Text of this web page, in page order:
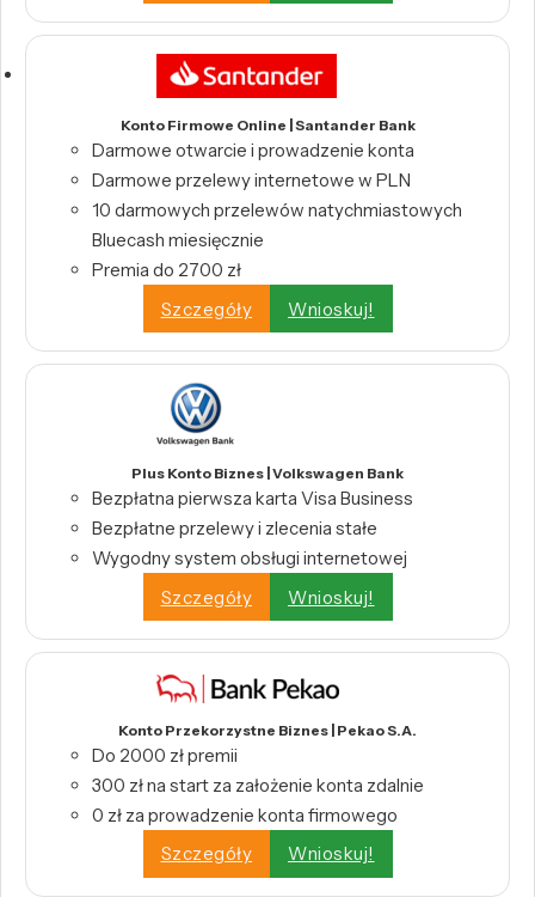
Konto Firmowe Online | Santander Bank
Darmowe otwarcie i prowadzenie konta
Darmowe przelewy internetowe w PLN
10 darmowych przelewów natychmiastowych
Bluecash miesięcznie
Premia do 2700 zł
Szczegóły
Wnioskuj!
Plus Konto Biznes | Volkswagen Bank
Bezpłatna pierwsza karta Visa Business
Bezpłatne przelewy i zlecenia stałe
Wygodny system obsługi internetowej
Szczegóły
Wnioskuj!
Konto Przekorzystne Biznes | Pekao S.A.
Do 2000 zł premii
300 zł na start za założenie konta zdalnie
0 zł za prowadzenie konta firmowego
Szczegóły
Wnioskuj!